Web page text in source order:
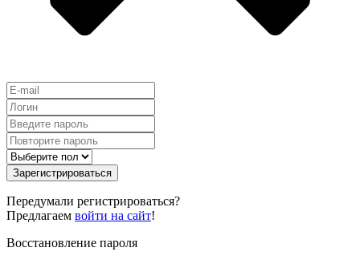
Зарегистрироваться
Передумали регистрироваться?
Предлагаем войти на сайт!
Восстановление пароля